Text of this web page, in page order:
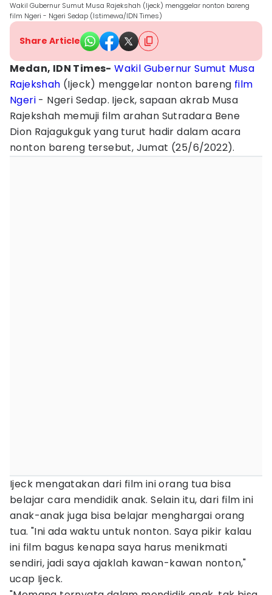
Wakil Gubernur Sumut Musa Rajekshah (Ijeck) menggelar nonton bareng
film Ngeri - Ngeri Sedap (Istimewa/IDN Times)
Share Article
Medan, IDN Times- Wakil Gubernur Sumut Musa
Rajekshah (Ijeck) menggelar nonton bareng film
Ngeri - Ngeri Sedap. Ijeck, sapaan akrab Musa
Rajekshah memuji film arahan Sutradara Bene
Dion Rajagukguk yang turut hadir dalam acara
nonton bareng tersebut, Jumat (25/6/2022).
Ijeck mengatakan dari film ini orang tua bisa
belajar cara mendidik anak. Selain itu, dari film ini
anak-anak juga bisa belajar menghargai orang
tua. "Ini ada waktu untuk nonton. Saya pikir kalau
ini film bagus kenapa saya harus menikmati
sendiri, jadi saya ajaklah kawan-kawan nonton,"
ucap Ijeck.